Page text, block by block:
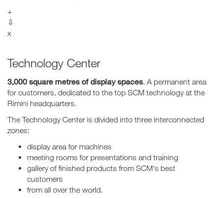
+
⇩
x
Technology Center
3,000 square metres of display spaces. A permanent area
for customers, dedicated to the top SCM technology at the
Rimini headquarters.
The Technology Center is divided into three interconnected
zones:
display area for machines
meeting rooms for presentations and training
gallery of finished products from SCM's best
customers
from all over the world.